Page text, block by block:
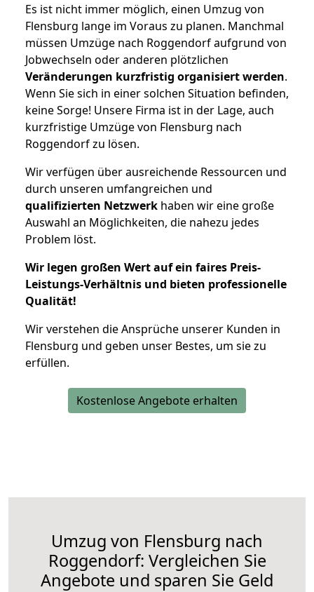
Es ist nicht immer möglich, einen Umzug von
Flensburg lange im Voraus zu planen. Manchmal
müssen Umzüge nach Roggendorf aufgrund von
Jobwechseln oder anderen plötzlichen
Veränderungen kurzfristig organisiert werden.
Wenn Sie sich in einer solchen Situation befinden,
keine Sorge! Unsere Firma ist in der Lage, auch
kurzfristige Umzüge von Flensburg nach
Roggendorf zu lösen.
Wir verfügen über ausreichende Ressourcen und
durch unseren umfangreichen und
qualifizierten Netzwerk haben wir eine große
Auswahl an Möglichkeiten, die nahezu jedes
Problem löst.
Wir legen großen Wert auf ein faires Preis-
Leistungs-Verhältnis und bieten professionelle
Qualität!
Wir verstehen die Ansprüche unserer Kunden in
Flensburg und geben unser Bestes, um sie zu
erfüllen.
Kostenlose Angebote erhalten
Umzug von Flensburg nach
Roggendorf: Vergleichen Sie
Angebote und sparen Sie Geld